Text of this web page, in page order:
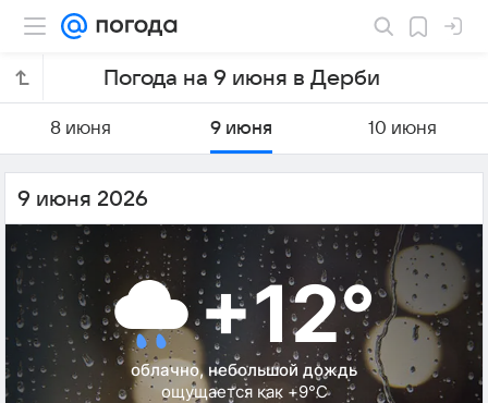
Погода на 9 июня в Дерби
8 июня 9 июня 10 июня
9 июня 2026
+12°
облачно, небольшой дождь
ощущается как +9°C